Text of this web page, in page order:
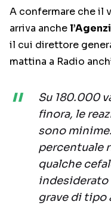
A confermare che il
arriva anche
il cui direttore
mattina a Radio
Su 180.000
finora, le
sono
percentuale
qualche
indesiderato
grave di tipo